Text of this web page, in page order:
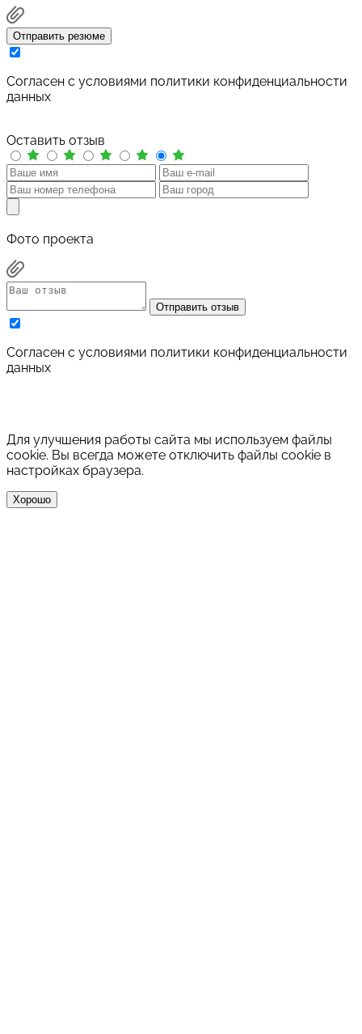
Отправить резюме
Cогласен с условиями политики конфиденциальности
данных
Оставить отзыв
Фото проекта
Отправить отзыв
Cогласен с условиями политики конфиденциальности
данных
Для улучшения работы сайта мы используем файлы
cookie. Вы всегда можете отключить файлы cookie в
настройках браузера.
Хорошо